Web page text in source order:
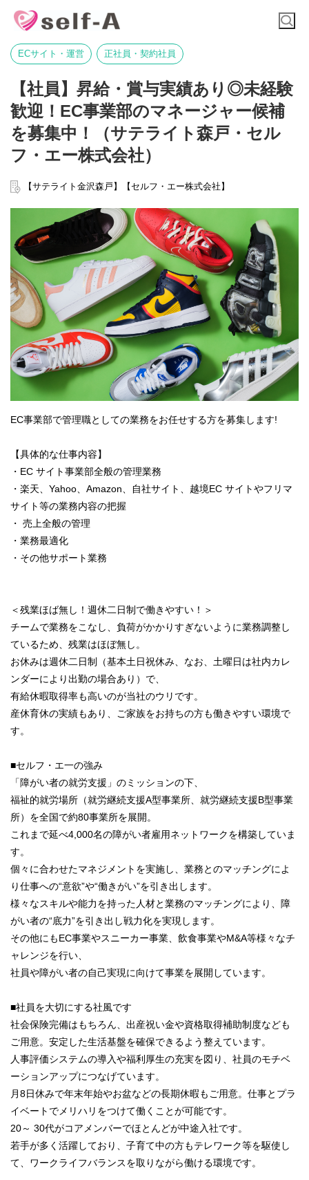
ECサイト・運営 正社員・契約社員
【社員】昇給・賞与実績あり◎未経験
歓迎！EC事業部のマネージャー候補
を募集中！（サテライト森戸・セル
フ・エー株式会社）
【サテライト金沢森戸】【セルフ・エー株式会社】
EC事業部で管理職としての業務をお任せする方を募集します!
【具体的な仕事内容】
・EC サイト事業部全般の管理業務
・楽天、Yahoo、Amazon、自社サイト、越境EC サイトやフリマ
サイト等の業務内容の把握
・ 売上全般の管理
・業務最適化
・その他サポート業務
＜残業ほば無し！週休二日制で働きやすい！＞
チームで業務をこなし、負荷がかかりすぎないように業務調整し
ているため、残業はほぼ無し。
お休みは週休二日制（基本土日祝休み、なお、土曜日は社内カレ
ンダーにより出勤の場合あり）で、
有給休暇取得率も高いのが当社のウリです。
産休育休の実績もあり、ご家族をお持ちの方も働きやすい環境で
す。
■セルフ・エ一の強み
「障がい者の就労支援」のミッションの下、
福祉的就労場所（就労継続支援A型事業所、就労継続支援B型事業
所）を全国で約80事業所を展開。
これまで延べ4,000名の障がい者雇用ネットワークを構築していま
す。
個々に合わせたマネジメントを実施し、業務とのマッチングによ
り仕事への“意欲”や“働きがい”を引き出します。
様々なスキルや能力を持った人材と業務のマッチングにより、障
がい者の“底力”を引き出し戦力化を実現します。
その他にもEC事業やスニーカー事業、飲食事業やM&A等様々なチ
ャレンジを行い、
社員や障がい者の自己実現に向けて事業を展開しています。
■社員を大切にする社風です
社会保険完備はもちろん、出産祝い金や資格取得補助制度なども
ご用意。安定した生活基盤を確保できるよう整えています。
人事評価システムの導入や福利厚生の充実を図り、社員のモチベ
ーションアップにつなげています。
月8日休みで年末年始やお盆などの長期休暇もご用意。仕事とプラ
イベートでメリハリをつけて働くことが可能です。
20～ 30代がコアメンバーでほとんどが中途入社です。
若手が多く活躍しており、子育て中の方もテレワーク等を駆使し
て、ワークライフバランスを取りながら働ける環境です。